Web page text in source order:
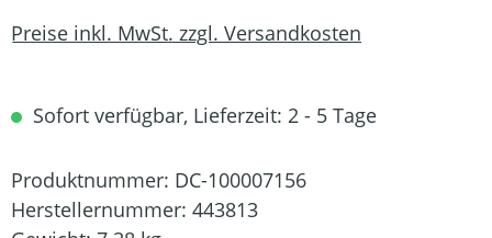
Preise inkl. MwSt. zzgl. Versandkosten
Sofort verfügbar, Lieferzeit: 2 - 5 Tage
Produktnummer: DC-100007156
Herstellernummer: 443813